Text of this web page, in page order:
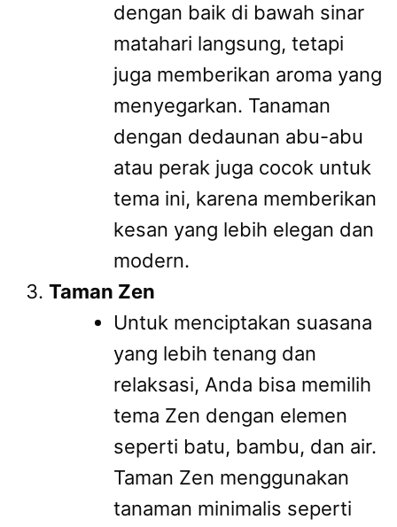
dengan baik di bawah sinar
matahari langsung, tetapi
juga memberikan aroma yang
menyegarkan. Tanaman
dengan dedaunan abu-abu
atau perak juga cocok untuk
tema ini, karena memberikan
kesan yang lebih elegan dan
modern.
Taman Zen
Untuk menciptakan suasana
yang lebih tenang dan
relaksasi, Anda bisa memilih
tema Zen dengan elemen
seperti batu, bambu, dan air.
Taman Zen menggunakan
tanaman minimalis seperti